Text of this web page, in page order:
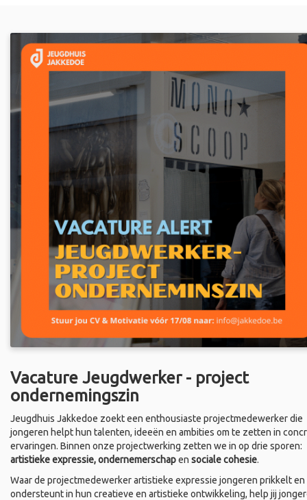
Vacature Jeugdwerker - project
ondernemingszin
Jeugdhuis Jakkedoe zoekt een enthousiaste projectmedewerker die
jongeren helpt hun talenten, ideeën en ambities om te zetten in
ervaringen. Binnen onze projectwerking zetten we in op drie sporen:
artistieke expressie, ondernemerschapen sociale cohesie.
Waar de projectmedewerker artistieke expressie jongeren prikkelt en
ondersteunt in hun creatieve en artistieke ontwikkeling, help jij